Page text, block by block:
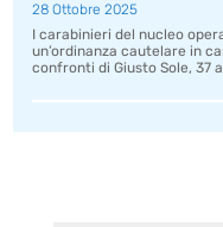
28 Ottobre 2025
I carabinieri del nucleo
un’ordinanza cautelare in
confronti di Giusto Sole, 37